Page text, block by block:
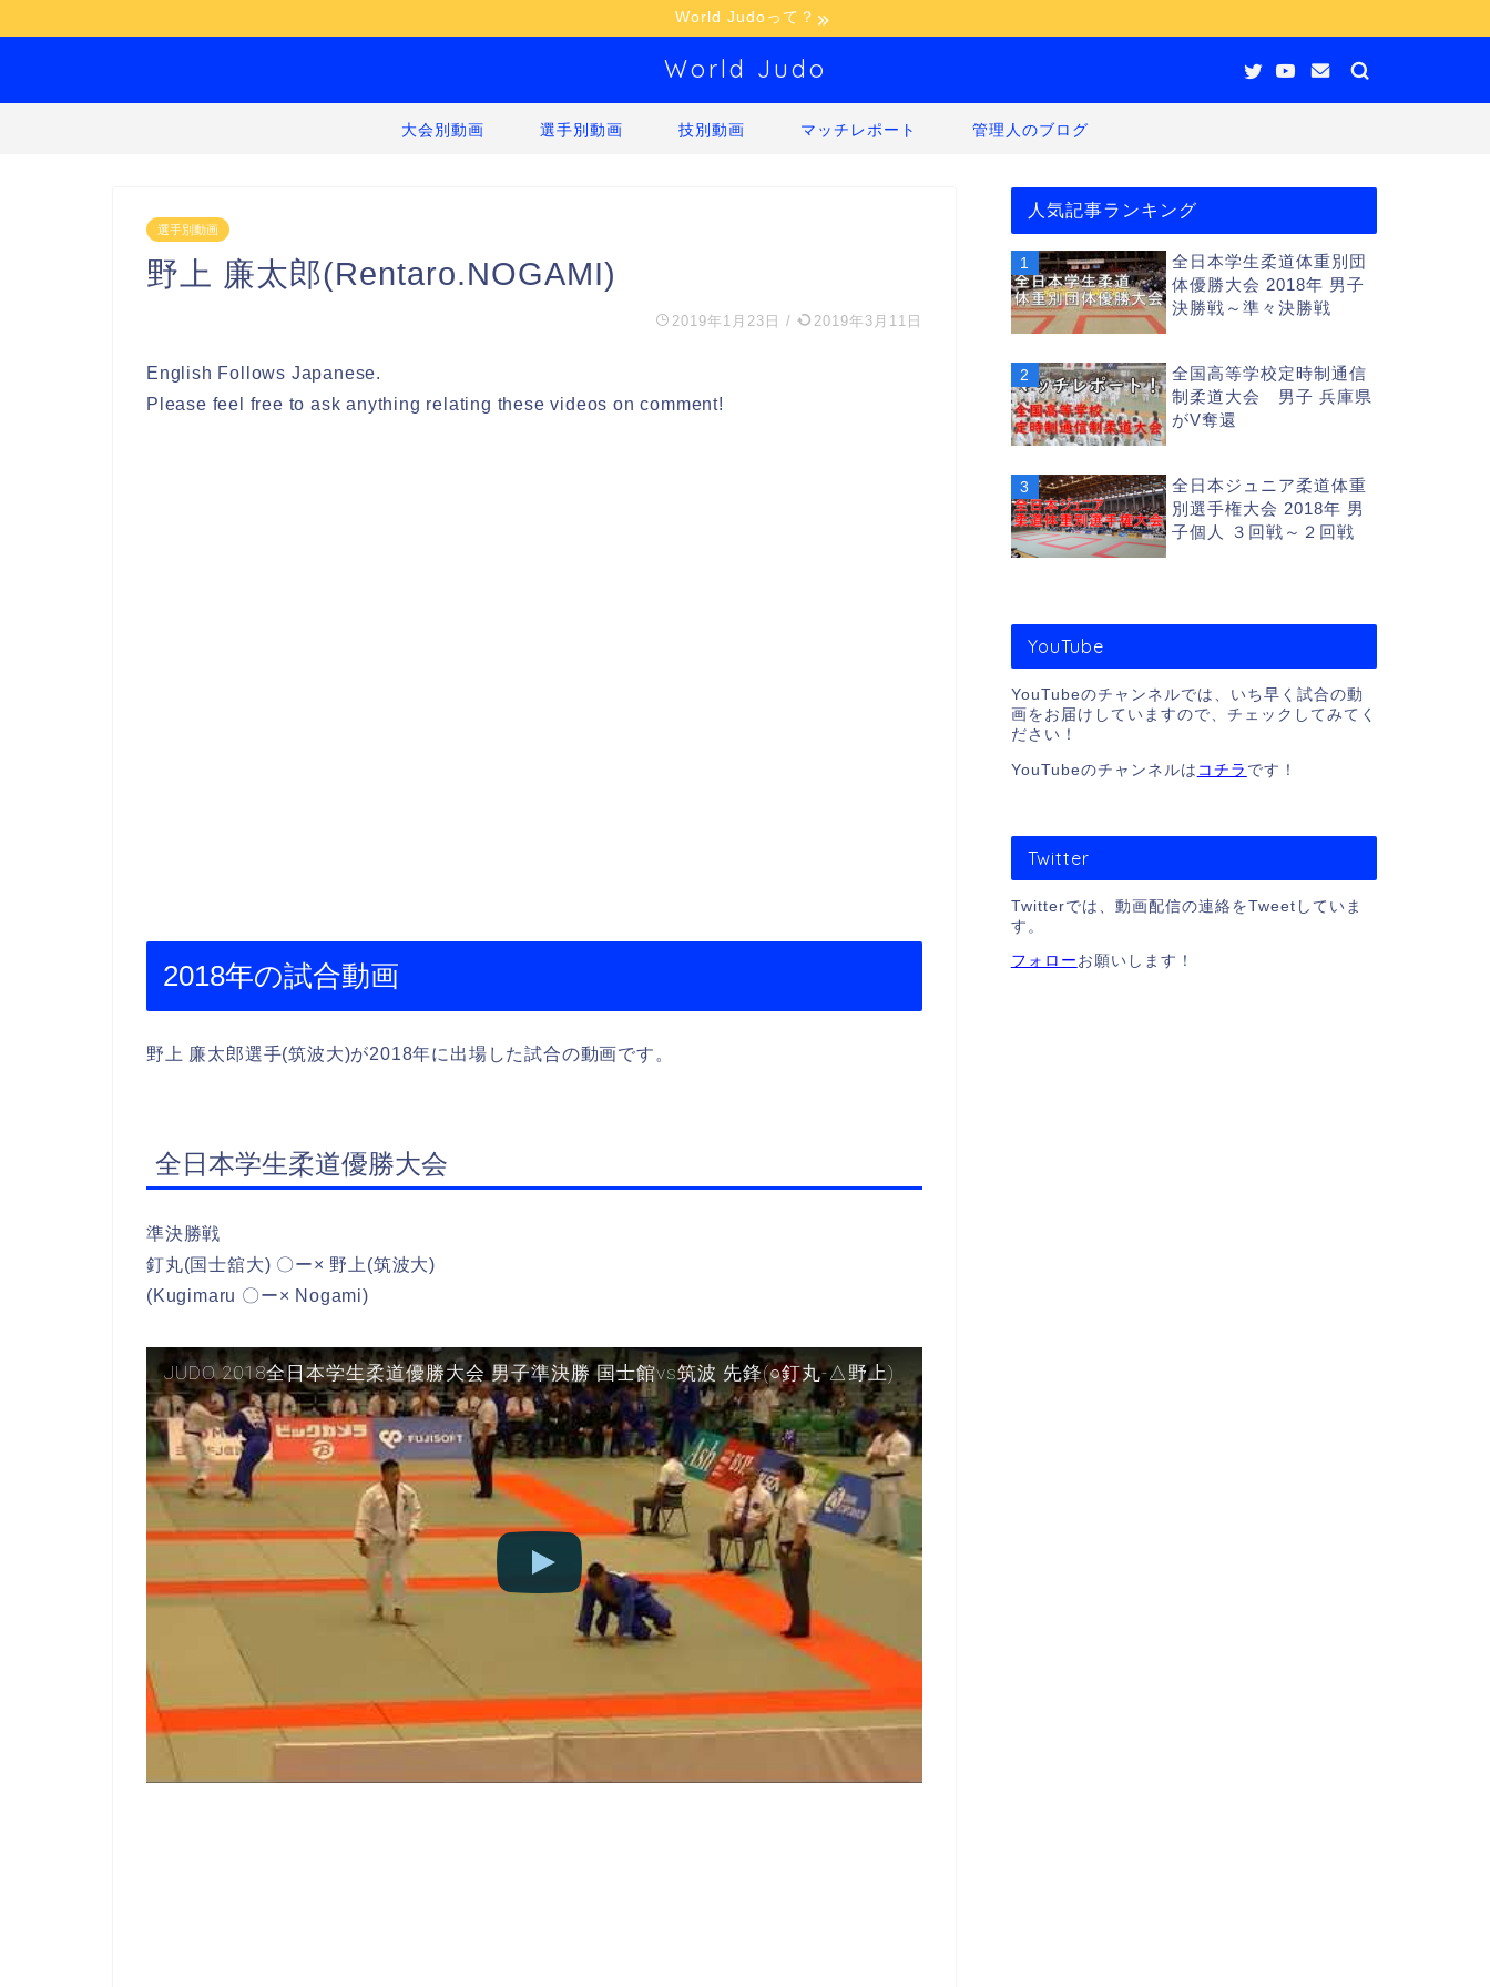
World Judoって？
World Judo
大会別動画 選手別動画 技別動画 マッチレポート 管理人のブログ
選手別動画
野上 廉太郎(Rentaro.NOGAMI)
2019年1月23日 / 2019年3月11日
English Follows Japanese.
Please feel free to ask anything relating these videos on comment!
2018年の試合動画
野上 廉太郎選手(筑波大)が2018年に出場した試合の動画です。
全日本学生柔道優勝大会
準決勝戦
釘丸(国士舘大) 〇ー× 野上(筑波大)
(Kugimaru 〇ー× Nogami)
JUDO 2018全日本学生柔道優勝大会 男子準決勝 国士館vs筑波 先鋒(○釘丸-△野上)
人気記事ランキング
全日本学生柔道体重別団
体優勝大会 2018年 男子
決勝戦～準々決勝戦
全国高等学校定時制通信
制柔道大会 男子 兵庫県
がV奪還
全日本ジュニア柔道体重
別選手権大会 2018年 男
子個人 ３回戦～２回戦
YouTube
YouTubeのチャンネルでは、いち早く試合の動
画をお届けしていますので、チェックしてみてく
ださい！
YouTubeのチャンネルは コチラ です！
Twitter
Twitterでは、動画配信の連絡をTweetしていま
す。
フォロー お願いします！